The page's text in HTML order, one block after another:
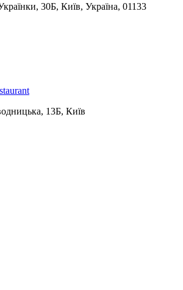
30Б, Київ, Україна, 01133
13Б, Київ